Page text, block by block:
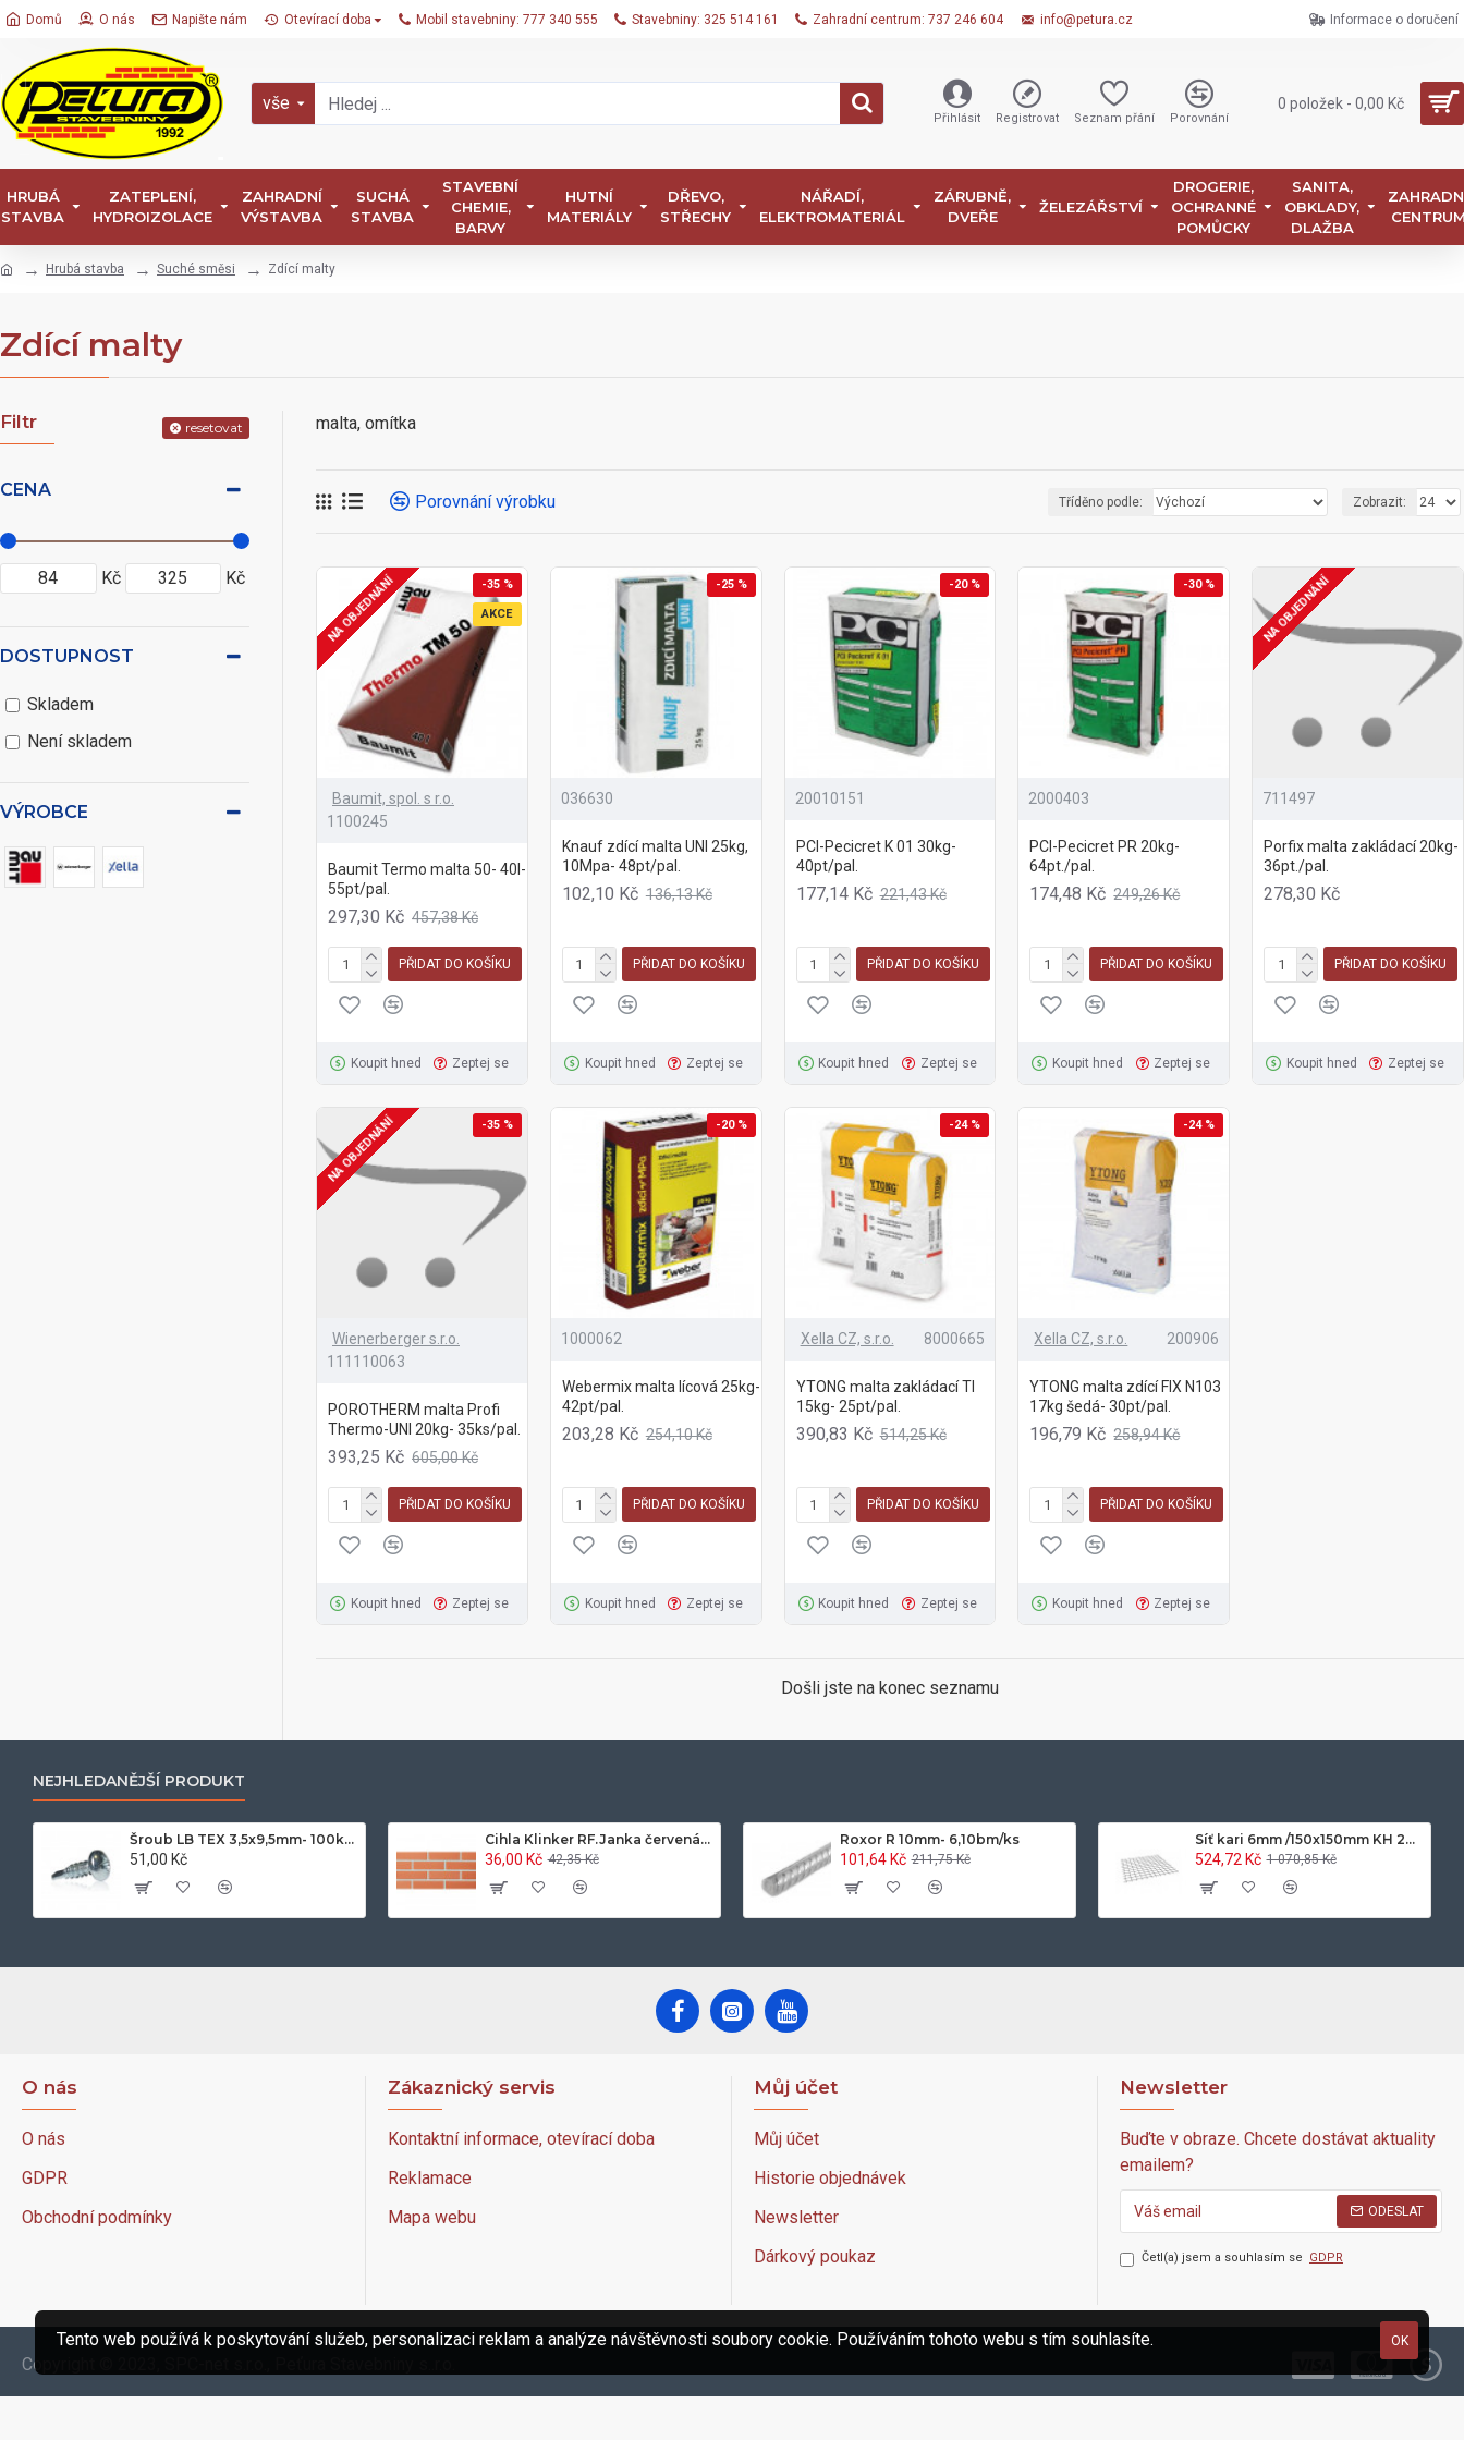
Domů O nás Napište nám Otevírací doba Mobil stavebniny: 777 340 555 Stavebniny: 325 514 161 Zahradní centrum: 737 246 604 info@petura.cz Informace o doručení
vše
Přihlásit Registrovat Seznam přání Porovnání
0 položek - 0,00 Kč
HRUBÁ
STAVBA
ZATEPLENÍ,
HYDROIZOLACE
ZAHRADNÍ
VÝSTAVBA
SUCHÁ
STAVBA
STAVEBNÍ
CHEMIE,
BARVY
HUTNÍ
MATERIÁLY
DŘEVO,
STŘECHY
NÁŘADÍ,
ELEKTROMATERIÁL
ZÁRUBNĚ,
DVEŘE
ŽELEZÁŘSTVÍ
DROGERIE,
OCHRANNÉ
POMŮCKY
SANITA,
OBKLADY,
DLAŽBA
Hrubá stavba Suché směsi Zdící malty
Zdící malty
Filtr resetovat
CENA
Kč Kč
VÝROBCE
DOSTUPNOST
Skladem
Není skladem
malta, omítka
Porovnání výrobku Tříděno podle: Zobrazit:
AKCE
-35 %
NA OBJEDNÁNÍ
Baumit, spol. s r.o.
1100245
Baumit Termo malta 50- 40l-
55pt/pal.
297,30 Kč 457,38 Kč
PŘIDAT DO KOŠÍKU
Koupit hned Zeptej se
-25 %
036630
Knauf zdící malta UNI 25kg,
10Mpa- 48pt/pal.
102,10 Kč 136,13 Kč
PŘIDAT DO KOŠÍKU
Koupit hned Zeptej se
-20 %
20010151
PCI-Pecicret K 01 30kg-
40pt/pal.
177,14 Kč 221,43 Kč
PŘIDAT DO KOŠÍKU
Koupit hned Zeptej se
-30 %
2000403
PCI-Pecicret PR 20kg-
64pt./pal.
174,48 Kč 249,26 Kč
PŘIDAT DO KOŠÍKU
Koupit hned Zeptej se
NA OBJEDNÁNÍ
711497
Porfix malta zakládací 20kg-
36pt./pal.
278,30 Kč
PŘIDAT DO KOŠÍKU
Koupit hned Zeptej se
-35 %
NA OBJEDNÁNÍ
Wienerberger s.r.o.
111110063
POROTHERM malta Profi
Thermo-UNI 20kg- 35ks/pal.
393,25 Kč 605,00 Kč
PŘIDAT DO KOŠÍKU
Koupit hned Zeptej se
-20 %
1000062
Webermix malta lícová 25kg-
42pt/pal.
203,28 Kč 254,10 Kč
PŘIDAT DO KOŠÍKU
Koupit hned Zeptej se
-24 %
Xella CZ, s.r.o. 8000665
YTONG malta zakládací TI
15kg- 25pt/pal.
390,83 Kč 514,25 Kč
PŘIDAT DO KOŠÍKU
Koupit hned Zeptej se
-24 %
Xella CZ, s.r.o. 200906
YTONG malta zdící FIX N103
17kg šedá- 30pt/pal.
196,79 Kč 258,94 Kč
PŘIDAT DO KOŠÍKU
Koupit hned Zeptej se
Došli jste na konec seznamu
NEJHLEDANĚJŠÍ PRODUKT
Šroub LB TEX 3,5x9,5mm- 100ks/bal.-zinek
51,00 Kč
Cihla Klinker RF.Janka červená světlá 25x12x6,5cm- 420ks/pal.
36,00 Kč 42,35 Kč
Roxor R 10mm- 6,10bm/ks
101,64 Kč 211,75 Kč
Síť kari 6mm /150x150mm KH 20-2x3m
524,72 Kč 1 070,85 Kč
O nás
O nás
GDPR
Obchodní podmínky
Zákaznický servis
Kontaktní informace, otevírací doba
Reklamace
Mapa webu
Můj účet
Můj účet
Historie objednávek
Newsletter
Dárkový poukaz
Newsletter
Buďte v obraze. Chcete dostávat aktuality
emailem?
ODESLAT
Četl(a) jsem a souhlasím se GDPR
Copyright © 2023, SPC-net s.r.o., Peťura Stavebniny s..r.o.
OK
Tento web používá k poskytování služeb, personalizaci reklam a analýze návštěvnosti soubory cookie. Používáním tohoto webu s tím souhlasíte.